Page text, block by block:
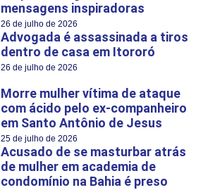
mensagens inspiradoras
26 de julho de 2026
Advogada é assassinada a tiros
dentro de casa em Itororó
26 de julho de 2026
Morre mulher vítima de ataque
com ácido pelo ex-companheiro
em Santo Antônio de Jesus
25 de julho de 2026
Acusado de se masturbar atrás
de mulher em academia de
condomínio na Bahia é preso